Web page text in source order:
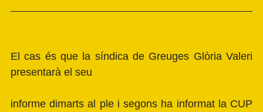
El cas és que la síndica de Greuges Glòria Valeri
presentarà el seu
informe dimarts al ple i segons ha informat la CUP